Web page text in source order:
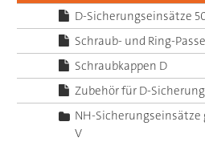
D-Sicherungseinsätze
Schraub- und Ring-
Schraubkappen D
Zubehör für D-
NH-Sicherungseinsätze
V